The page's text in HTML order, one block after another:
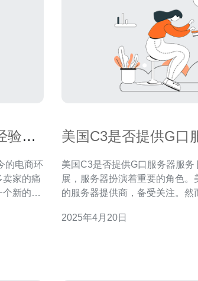
验分
卖家的痛
新的解
美国C3是否提供G口
美国C3是否提供G口服务器服务 随着互联网的快速发
展，服务器扮演着重要的角色。
的服务器提供商，备受关注。然
有千兆级别数据传输速率的服务
2025年4月20日